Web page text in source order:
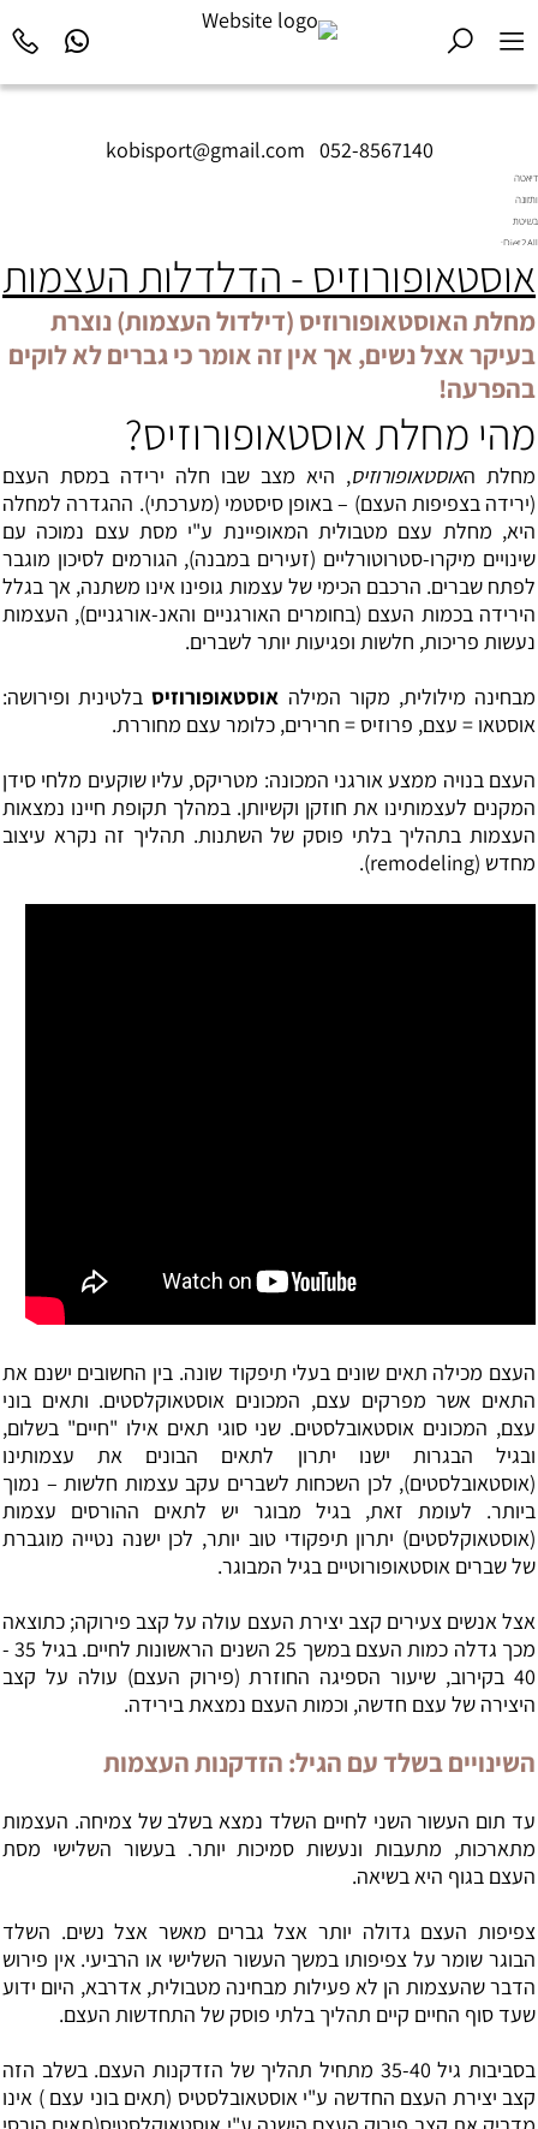
kobisport@gmail.com 052-8567140
דיאטה
ותזונה
בשיטת
Diet2All:
שמאחורי
המושלם.
אוסטאופורוזיס - הדלדלות העצמות
מחלת האוסטאופורוזיס (דילדול העצמות) נוצרת
בעיקר אצל נשים, אך אין זה אומר כי גברים לא לוקים
בהפרעה!
מהי מחלת אוסטאופורוזיס?
מחלת האוסטאופורוזיס, היא מצב שבו חלה ירידה במסת העצם
(ירידה בצפיפות העצם) – באופן סיסטמי (מערכתי). ההגדרה למחלה
היא, מחלת עצם מטבולית המאופיינת ע"י מסת עצם נמוכה עם
שינויים מיקרו-סטרוטורליים (זעירים במבנה), הגורמים לסיכון מוגבר
לפתח שברים. הרכבם הכימי של עצמות גופינו אינו משתנה, אך בגלל
הירידה בכמות העצם (בחומרים האורגניים והאנ-אורגניים), העצמות
נעשות פריכות, חלשות ופגיעות יותר לשברים.
מבחינה מילולית, מקור המילה אוסטאופורוזיסבלטינית ופירושה:
אוסטאו = עצם, פרוזיס = חרירים, כלומר עצם מחוררת.
העצם בנויה ממצע אורגני המכונה: מטריקס, עליו שוקעים מלחי סידן
המקנים לעצמותינו את חוזקן וקשיותן. במהלך תקופת חיינו נמצאות
העצמות בתהליך בלתי פוסק של השתנות. תהליך זה נקרא עיצוב
מחדש (remodeling).
העצם מכילה תאים שונים בעלי תיפקוד שונה. בין החשובים ישנם את
התאים אשר מפרקים עצם, המכונים אוסטאוקלסטים. ותאים בוני
עצם, המכונים אוסטאובלסטים. שני סוגי תאים אילו "חיים" בשלום,
ובגיל הבגרות ישנו יתרון לתאים הבונים את עצמותינו
(אוסטאובלסטים), לכן השכחות לשברים עקב עצמות חלשות – נמוך
ביותר. לעומת זאת, בגיל מבוגר יש לתאים ההורסים עצמות
(אוסטאוקלסטים) יתרון תיפקודי טוב יותר, לכן ישנה נטייה מוגברת
של שברים אוסטאופורוטיים בגיל המבוגר.
אצל אנשים צעירים קצב יצירת העצם עולה על קצב פירוקה; כתוצאה
מכך גדלה כמות העצם במשך 25 השנים הראשונות לחיים. בגיל 35 -
40 בקירוב, שיעור הספיגה החוזרת (פירוק העצם) עולה על קצב
היצירה של עצם חדשה, וכמות העצם נמצאת בירידה.
השינויים בשלד עם הגיל: הזדקנות העצמות
עד תום העשור השני לחיים השלד נמצא בשלב של צמיחה. העצמות
מתארכות, מתעבות ונעשות סמיכות יותר. בעשור השלישי מסת
העצם בגוף היא בשיאה.
צפיפות העצם גדולה יותר אצל גברים מאשר אצל נשים. השלד
הבוגר שומר על צפיפותו במשך העשור השלישי או הרביעי. אין פירוש
הדבר שהעצמות הן לא פעילות מבחינה מטבולית, אדרבא, היום ידוע
שעד סוף החיים קיים תהליך בלתי פוסק של התחדשות העצם.
בסביבות גיל 35-40 מתחיל תהליך של הזדקנות העצם. בשלב הזה
קצב יצירת העצם החדשה ע"י אוסטאובלסטיס (תאים בוני עצם ) אינו